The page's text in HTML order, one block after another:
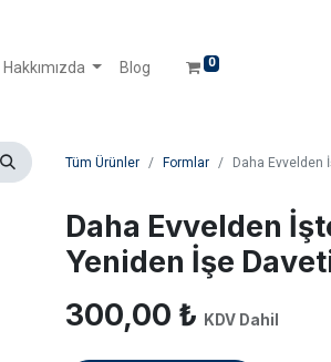
Hakkımızda Blog 0
Tüm Ürünler Formlar Daha Evvelden
Daha Evvelden
Yeniden İşe
300,00 ₺ KDV Dahil